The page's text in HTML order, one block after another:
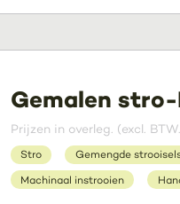
Gemalen
Prijzen in overleg. (excl.
Stro Gemengde
Machinaal instrooien